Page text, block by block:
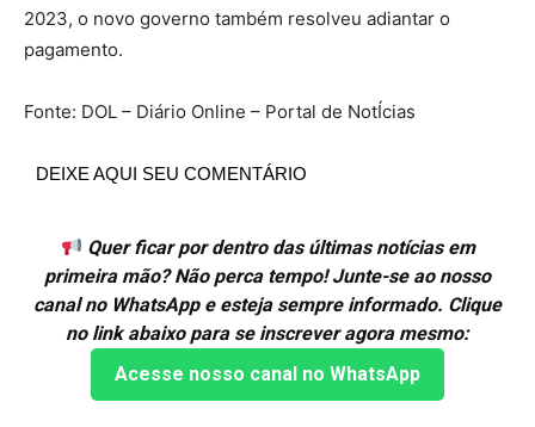
2023, o novo governo também resolveu adiantar o
pagamento.
Fonte: DOL – Diário Online – Portal de NotÍcias
DEIXE AQUI SEU COMENTÁRIO
Quer ficar por dentro das últimas notícias em
primeira mão? Não perca tempo! Junte-se ao nosso
canal no WhatsApp e esteja sempre informado. Clique
no link abaixo para se inscrever agora mesmo:
Acesse nosso canal no WhatsApp